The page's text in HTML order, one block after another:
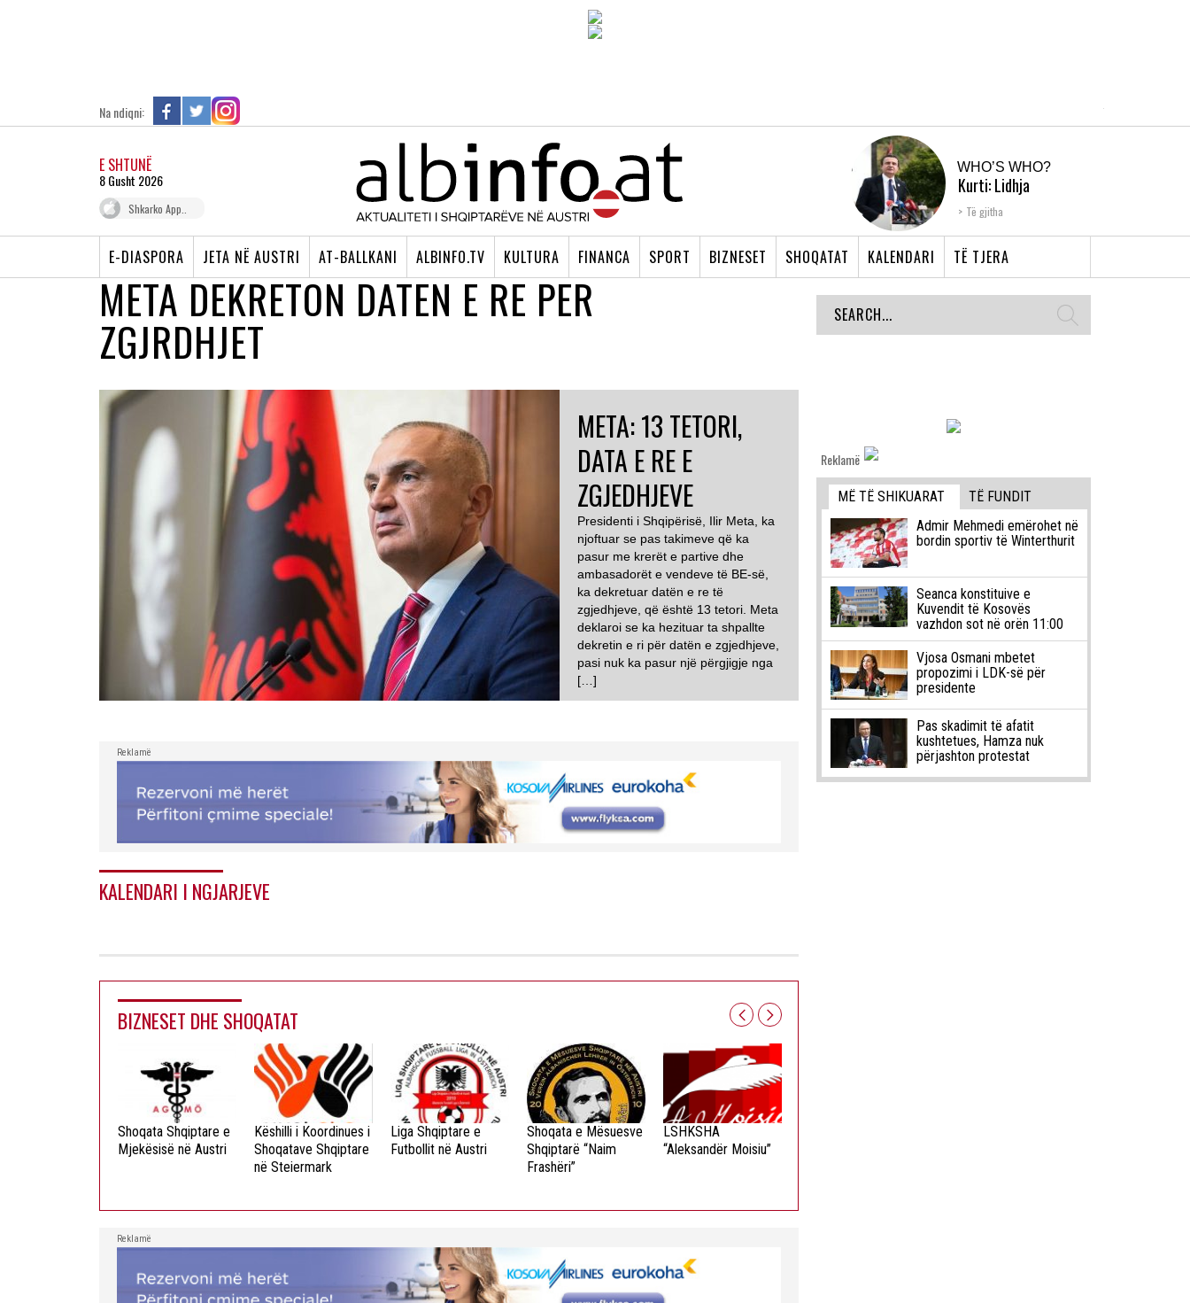
Na ndiqni:
E SHTUNË
8 Gusht 2026
Shkarko App..
WHO’S WHO?
Kurti: Lidhja
Shqiptare e Prizrenit,
Të gjitha
E-DIASPORA JETA NË AUSTRI AT-BALLKANI ALBINFO.TV KULTURA FINANCA SPORT BIZNESET SHOQATAT KALENDARI TË TJERA
META DEKRETON DATEN E RE PER
ZGJRDHJET
ZGJEDHJET LOKALE NE SHQIPERI
META: 13 TETORI,
DATA E RE E
ZGJEDHJEVE
Presidenti i Shqipërisë, Ilir Meta, ka
njoftuar se pas takimeve që ka
pasur me krerët e partive dhe
ambasadorët e vendeve të BE-së,
ka dekretuar datën e re të
zgjedhjeve, që është 13 tetori. Meta
deklaroi se ka hezituar ta shpallte
dekretin e ri për datën e zgjedhjeve,
pasi nuk ka pasur një përgjigje nga
[…]
Reklamë
KALENDARI I NGJARJEVE
BIZNESET DHE SHOQATAT
Shoqata Shqiptare e
Mjekësisë në Austri
Këshilli i Koordinues i
Shoqatave Shqiptare
në Steiermark
Liga Shqiptare e
Futbollit në Austri
Shoqata e Mësuesve
Shqiptarë “Naim
Frashëri”
LSHKSHA
“Aleksandër Moisiu”
Reklamë
Reklamë
MË TË SHIKUARAT
TË FUNDIT
Admir Mehmedi emërohet në
bordin sportiv të Winterthurit
Seanca konstituive e
Kuvendit të Kosovës
vazhdon sot në orën 11:00
Vjosa Osmani mbetet
propozimi i LDK-së për
presidente
Pas skadimit të afatit
kushtetues, Hamza nuk
përjashton protestat